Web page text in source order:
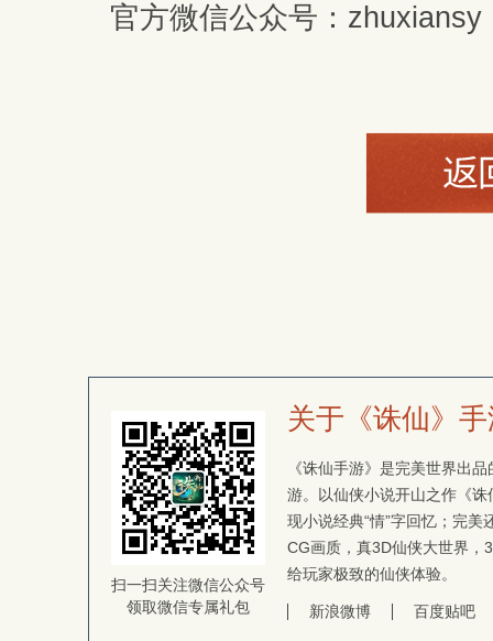
官方微信公众号：zhuxiansy
扫一扫关注微信公众号
领取微信专属礼包
关于《诛仙》
《诛仙手游》是完美世界出
游。以仙侠小说开山之作《
现小说经典“情”字回忆；完
CG画质，真3D仙侠大世界，
给玩家极致的仙侠体验。
新浪微博 百度贴吧